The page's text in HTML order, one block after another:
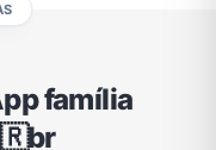
Emagrecimento e Perda de Peso
família